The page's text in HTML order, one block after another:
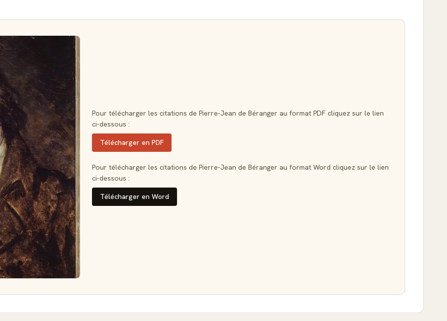
Pour télécharger les citations de Pierre-Jean de Béranger au format PDF cliquez sur le lien
ci-dessous :
Télécharger en PDF
Pour télécharger les citations de Pierre-Jean de Béranger au format Word cliquez sur le lien
ci-dessous :
Télécharger en Word